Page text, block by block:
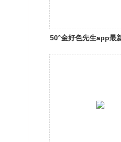
50°金好色先生app最